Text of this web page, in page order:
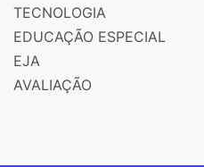
TECNOLOGIA
EDUCAÇÃO ESPECIAL
EJA
AVALIAÇÃO